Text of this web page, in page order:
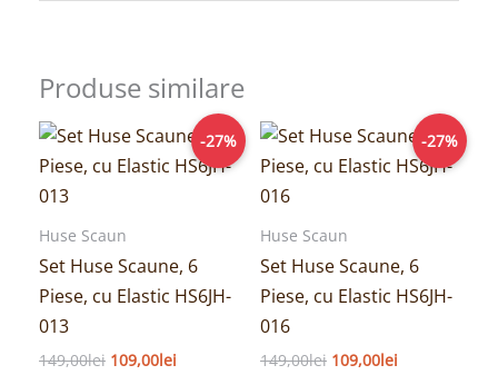
Produse similare
-27%
Huse Scaun
Set Huse Scaune, 6
Piese, cu Elastic HS6JH-
013
149,00lei
Prețul
inițial
a
109,00lei
Prețul
curent
este:
-27%
Huse Scaun
Set Huse Scaune, 6
Piese, cu Elastic HS6JH-
016
149,00lei
Prețul
inițial
a
109,00lei
Prețul
curent
este: